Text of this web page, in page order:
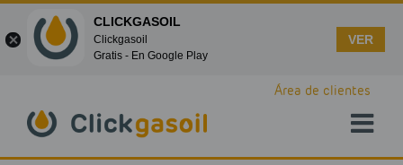
Área de clientes
CLICKGASOIL
Clickgasoil
Gratis - En Google Play
VER